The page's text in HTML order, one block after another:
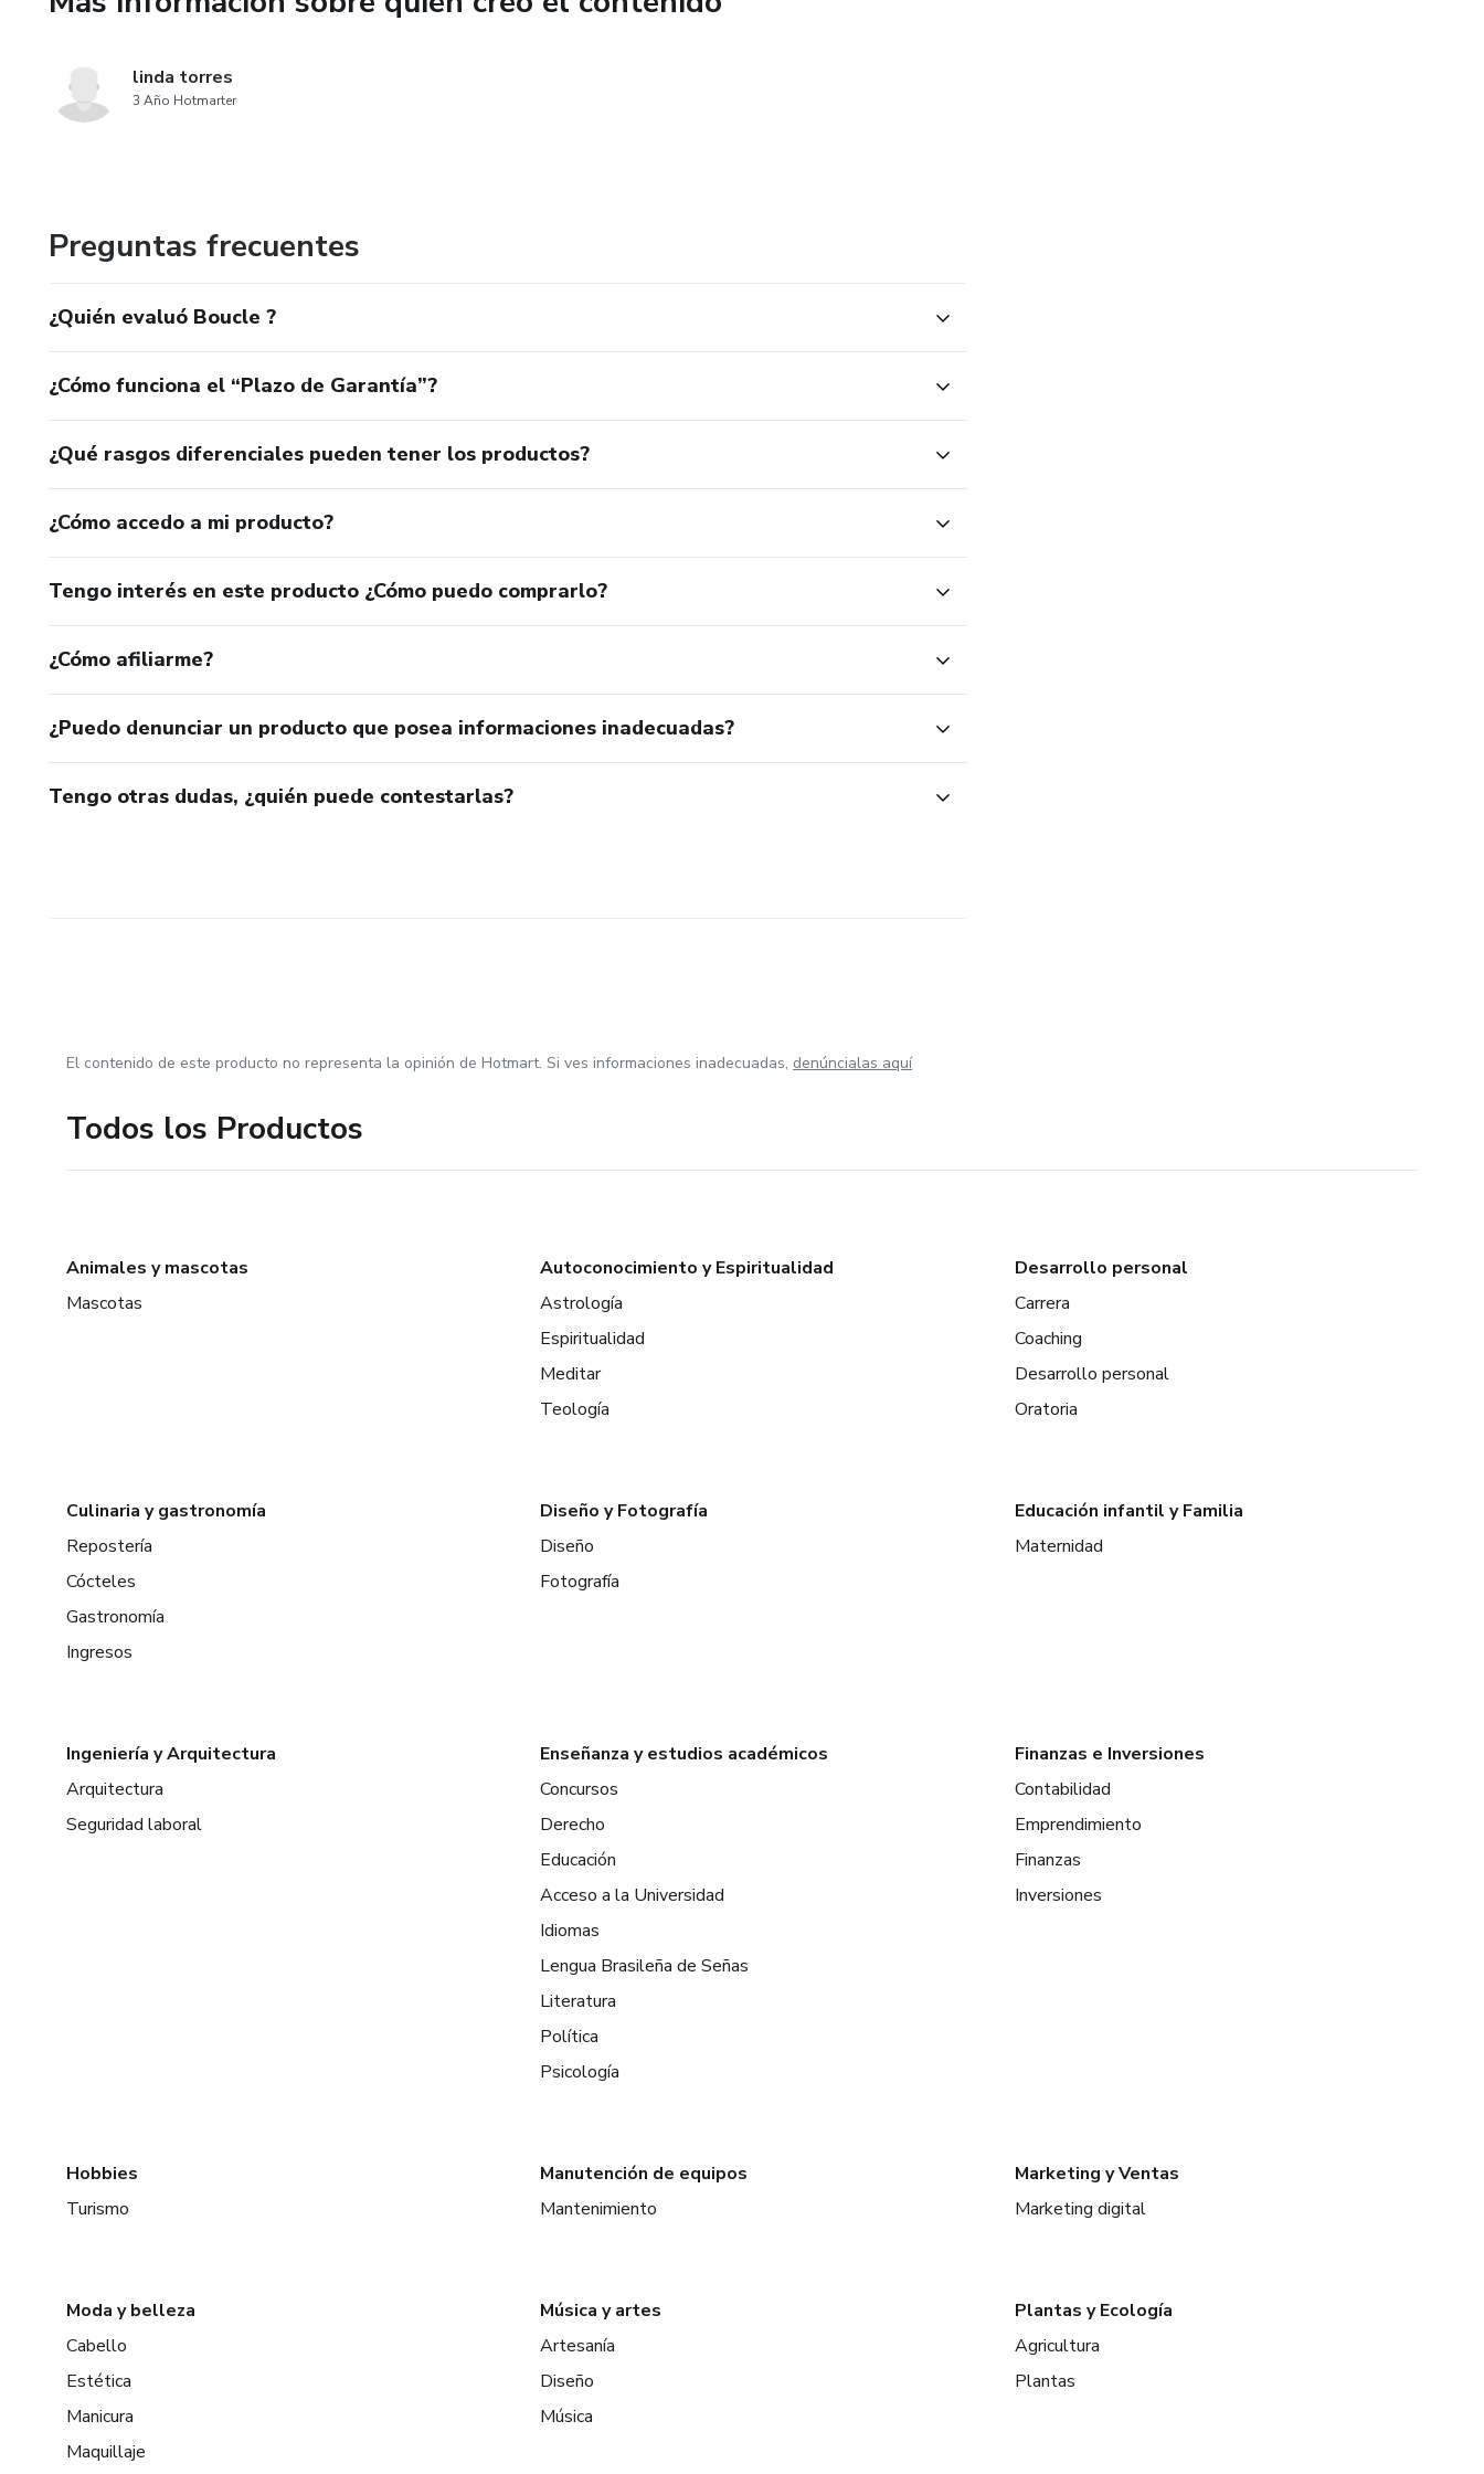
linda torres
3 Año Hotmarter
Preguntas frecuentes
¿Quién evaluó Boucle ?
¿Cómo funciona el “Plazo de Garantía”?
¿Qué rasgos diferenciales pueden tener los productos?
¿Cómo accedo a mi producto?
Tengo interés en este producto ¿Cómo puedo comprarlo?
¿Cómo afiliarme?
¿Puedo denunciar un producto que posea informaciones inadecuadas?
Tengo otras dudas, ¿quién puede contestarlas?
El contenido de este producto no representa la opinión de Hotmart. Si ves informaciones inadecuadas, denúncialas aquí
Todos los Productos
Animales y mascotas
Mascotas
Autoconocimiento y Espiritualidad
Astrología
Espiritualidad
Meditar
Teología
Desarrollo personal
Carrera
Coaching
Desarrollo personal
Oratoria
Culinaria y gastronomía
Repostería
Cócteles
Gastronomía
Ingresos
Diseño y Fotografía
Diseño
Fotografía
Educación infantil y Familia
Maternidad
Ingeniería y Arquitectura
Arquitectura
Seguridad laboral
Enseñanza y estudios académicos
Concursos
Derecho
Educación
Acceso a la Universidad
Idiomas
Lengua Brasileña de Señas
Literatura
Política
Psicología
Finanzas e Inversiones
Contabilidad
Emprendimiento
Finanzas
Inversiones
Hobbies
Turismo
Manutención de equipos
Mantenimiento
Marketing y Ventas
Marketing digital
Moda y belleza
Cabello
Estética
Manicura
Maquillaje
Música y artes
Artesanía
Diseño
Música
Plantas y Ecología
Agricultura
Plantas